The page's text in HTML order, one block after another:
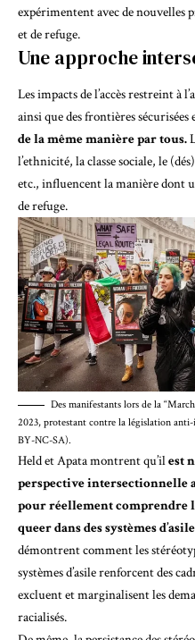
expérimentent avecde nouvelles
et de refuge.
Une approche
Les impacts de l’accès restreint à
ainsi que des frontières
de la même manière par tous.
l’ethnicité, la classe sociale, le
etc., influencent la manière dont
de refuge.
Des manifestants lors de la
2023, protestant contre la législation
BY-NC-SA).
Held et Apatamontrent qu’ilest
perspective intersectionnelle
pour réellement comprendre
queer dans des systèmes
démontrent comment les
systèmes d’asile renforcent des
excluent et marginalisent les
racialisés.